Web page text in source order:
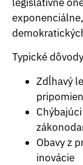
Typické
Zdĺhavý
Obavy z
inovácie